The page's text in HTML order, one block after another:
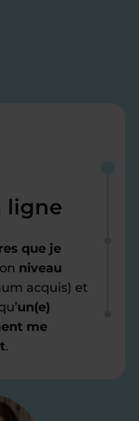
ligne
que je
niveau
acquis) et
un(e)
me
.